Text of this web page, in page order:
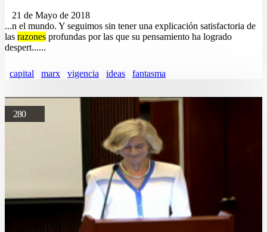
21 de Mayo de 2018
...n el mundo. Y seguimos sin tener una explicación satisfactoria de
las razones profundas por las que su pensamiento ha logrado
despert......
capital marx vigencia ideas fantasma
280